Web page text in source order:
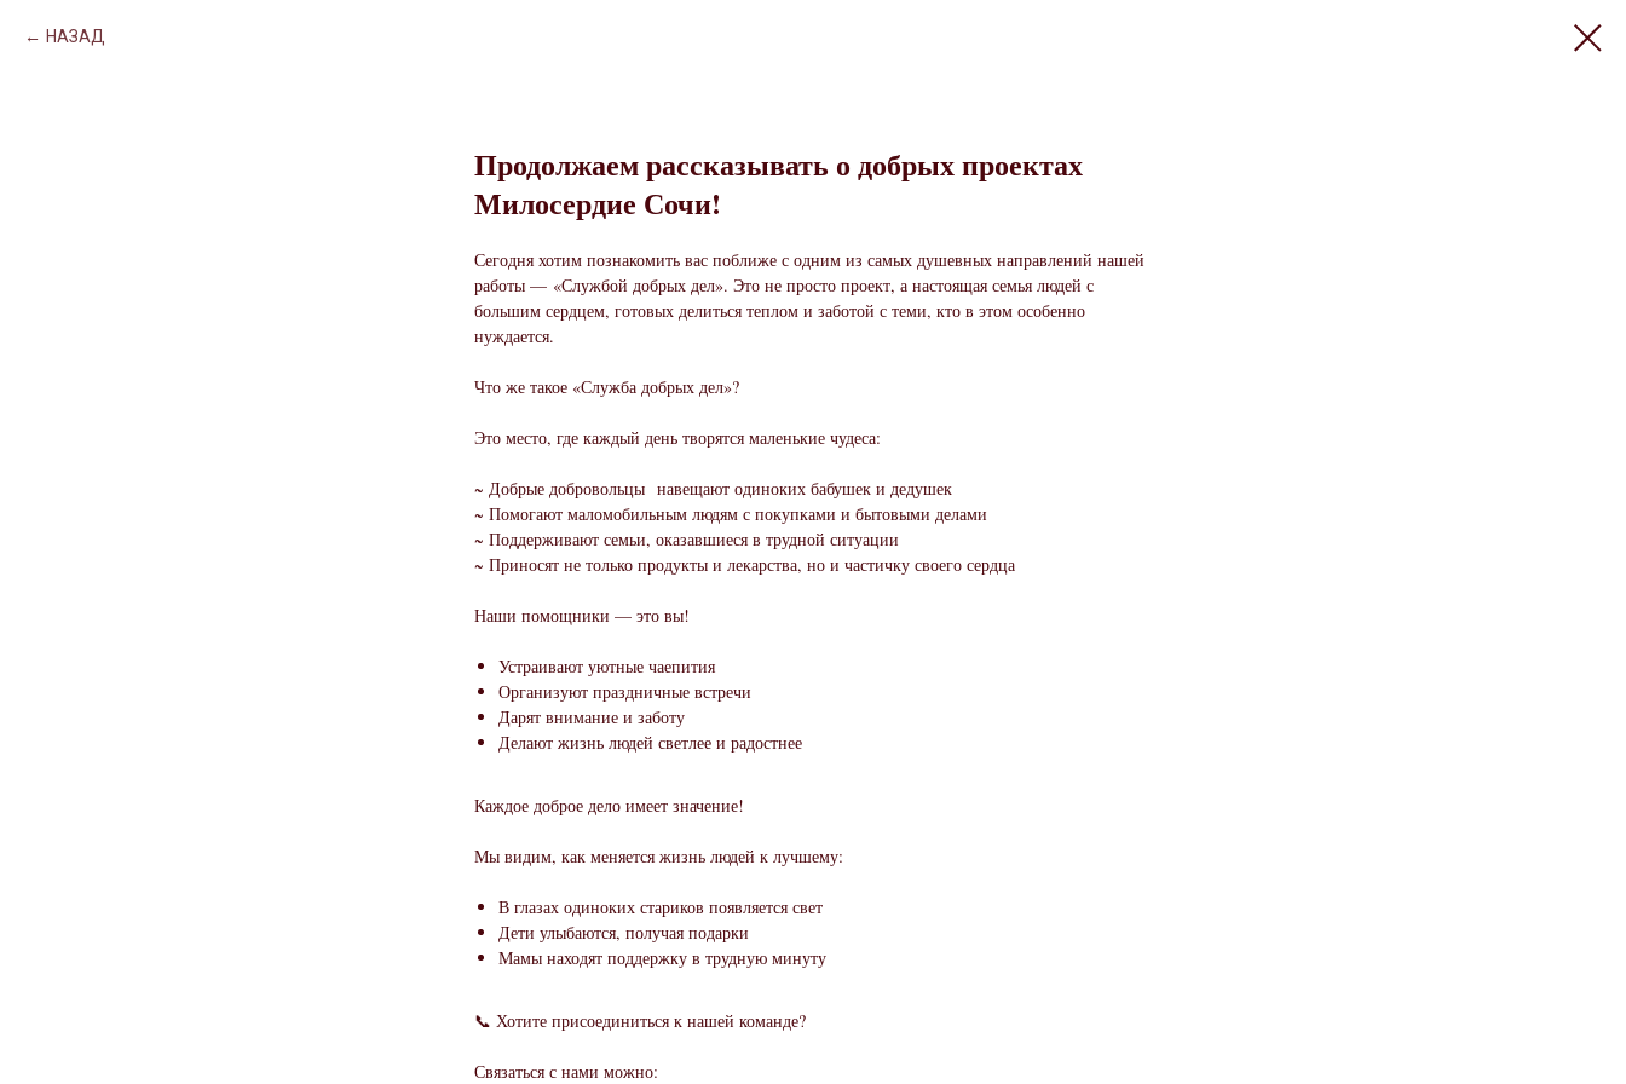
НАЗАД
Продолжаем рассказывать о добрых проектах
Милосердие Сочи!
Сегодня хотим познакомить вас поближе с одним из самых душевных направлений нашей
работы — «Службой добрых дел». Это не просто проект, а настоящая семья людей с
большим сердцем, готовых делиться теплом и заботой с теми, кто в этом особенно
нуждается.
Что же такое «Служба добрых дел»?
Это место, где каждый день творятся маленькие чудеса:
~ Добрые добровольцы навещают одиноких бабушек и дедушек
~ Помогают маломобильным людям с покупками и бытовыми делами
~ Поддерживают семьи, оказавшиеся в трудной ситуации
~ Приносят не только продукты и лекарства, но и частичку своего сердца
Наши помощники — это вы!
Устраивают уютные чаепития
Организуют праздничные встречи
Дарят внимание и заботу
Делают жизнь людей светлее и радостнее
Каждое доброе дело имеет значение!
Мы видим, как меняется жизнь людей к лучшему:
В глазах одиноких стариков появляется свет
Дети улыбаются, получая подарки
Мамы находят поддержку в трудную минуту
📞 Хотите присоединиться к нашей команде?
Связаться с нами можно: